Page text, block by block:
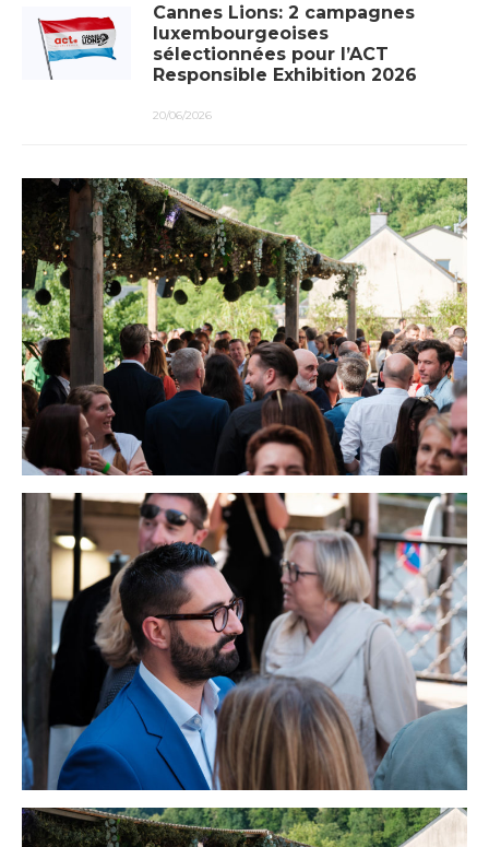
Cannes Lions: 2 campagnes
luxembourgeoises
sélectionnées pour l’ACT
Responsible Exhibition 2026
20/06/2026